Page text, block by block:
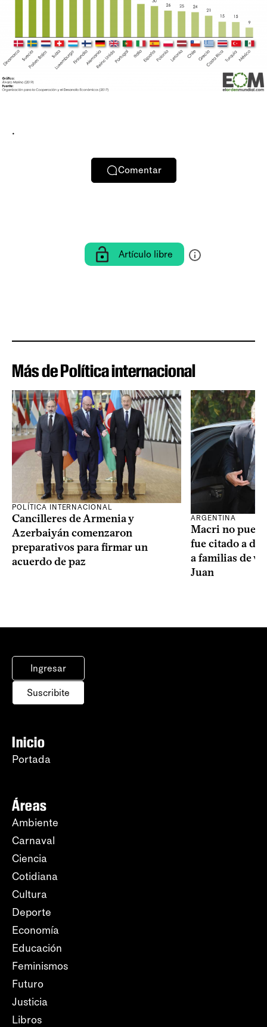
.
Comentar
Artículo libre
Más de Política internacional
POLÍTICA INTERNACIONAL
Cancilleres de Armenia y
Azerbaiyán comenzaron
preparativos para firmar un
acuerdo de paz
ARGENTINA
Macri no
fue citado a
a familias de
Juan
Ingresar
Suscribite
Inicio
Portada
Áreas
Ambiente
Carnaval
Ciencia
Cotidiana
Cultura
Deporte
Economía
Educación
Feminismos
Futuro
Justicia
Libros